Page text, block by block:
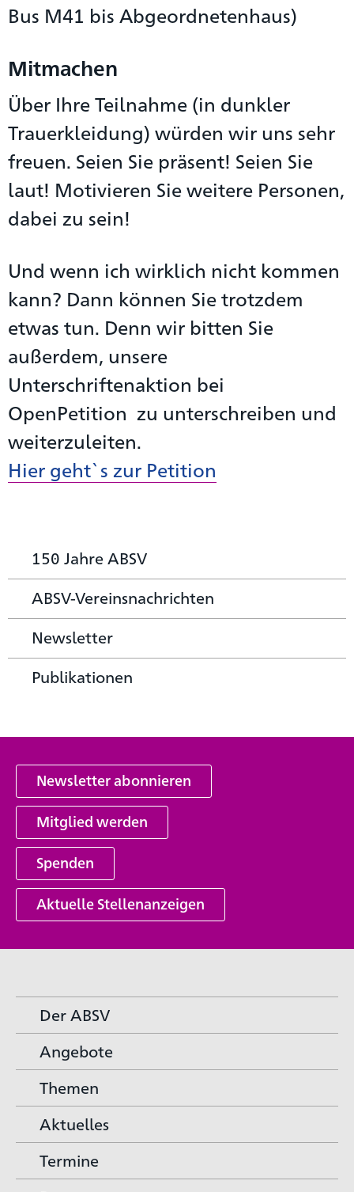
Bus M41 bis Abgeordnetenhaus)
Mitmachen
Über Ihre Teilnahme (in dunkler
Trauerkleidung) würden wir uns sehr
freuen. Seien Sie präsent! Seien Sie
laut! Motivieren Sie weitere Personen,
dabei zu sein!
Und wenn ich wirklich nicht kommen
kann? Dann können Sie trotzdem
etwas tun. Denn wir bitten Sie
außerdem, unsere
Unterschriftenaktion bei
OpenPetition zu unterschreiben und
weiterzuleiten.
Hier geht`s zur Petition
150 Jahre ABSV
ABSV-Vereinsnachrichten
Newsletter
Publikationen
Newsletter abonnieren
Mitglied werden
Spenden
Aktuelle Stellenanzeigen
Der ABSV
Angebote
Themen
Aktuelles
Termine